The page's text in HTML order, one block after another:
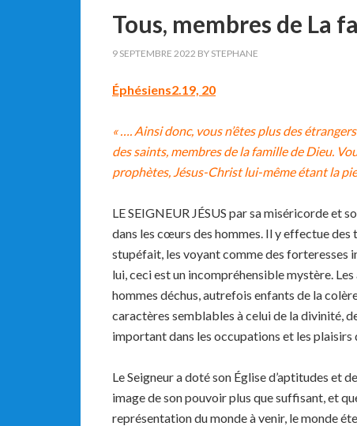
Tous, membres de La
9 SEPTEMBRE 2022 BY STEPHANE
Éphésiens2.19, 20
« …. Ainsi donc, vous n’êtes plus des
des saints, membres de la famille de Dieu.
prophètes, Jésus-Christ lui-même étant la
LE SEIGNEUR JÉSUS par sa miséricorde et
dans les cœurs des hommes. Il y effectue
stupéfait, les voyant comme des forteresses
lui, ceci est un incompréhensible mystère.
hommes déchus, autrefois enfants de la
caractères semblables à celui de la divinité,
important dans les occupations et les plaisirs
Le Seigneur a doté son Église d’aptitudes et
image de son pouvoir plus que suffisant, et
représentation du monde à venir, le monde